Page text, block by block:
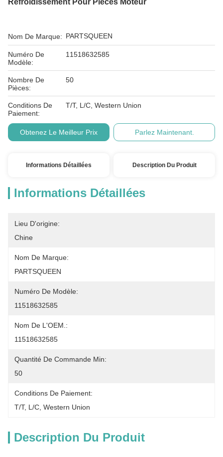
Refroidissement Pour Pièces Moteur
Nom De Marque: PARTSQUEEN
Numéro De
Modèle:
11518632585
Nombre De
Pièces:
50
Conditions De
Paiement:
T/T, L/C, Western Union
Obtenez Le Meilleur Prix Parlez Maintenant.
Informations Détaillées Description Du Produit
Informations Détaillées
Lieu D'origine:
Chine
Nom De Marque:
PARTSQUEEN
Numéro De Modèle:
11518632585
Nom De L'OEM.:
11518632585
Quantité De Commande Min:
50
Conditions De Paiement:
T/T, L/C, Western Union
Description Du Produit